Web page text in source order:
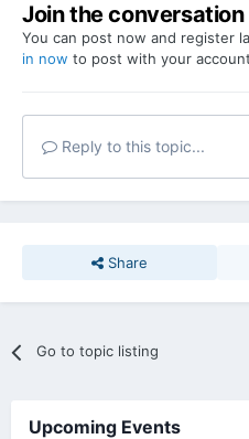
Join the conversation
You can post now and register
in now to post with your
Reply to this topic...
Share
Go to topic listing
Upcoming Events